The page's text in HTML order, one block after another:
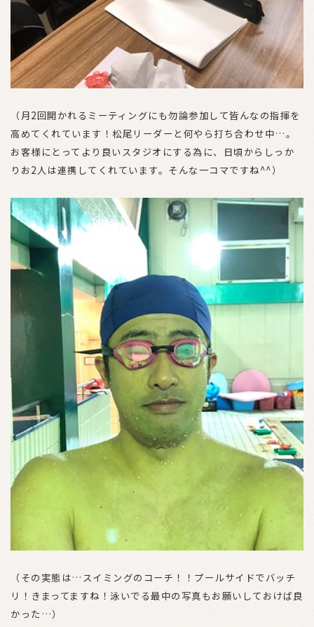
（月2回開かれるミーティングにも勿論参加して皆んなの指揮を
高めてくれています！松尾リーダーと何やら打ち合わせ中…。
お客様にとってより良いスタジオにする為に、日頃からしっか
りお2人は連携してくれています。そんな一コマですね^^）
（その実態は…スイミングのコーチ！！プールサイドでバッチ
リ！きまってますね！泳いでる最中の写真もお願いしておけば良
かった…）